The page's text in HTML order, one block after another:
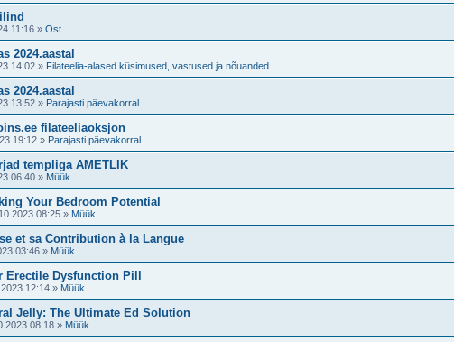
11:16 » Ost
2024.aastal
14:02 » Filateelia-alased küsimused, vastused ja nõuanded
2024.aastal
13:52 » Parajasti päevakorral
filateeliaoksjon
19:12 » Parajasti päevakorral
templiga AMETLIK
06:40 » Müük
Your Bedroom Potential
08:25 » Müük
et sa Contribution à la Langue
03:46 » Müük
Dysfunction Pill
12:14 » Müük
Jelly: The Ultimate Ed Solution
08:18 » Müük